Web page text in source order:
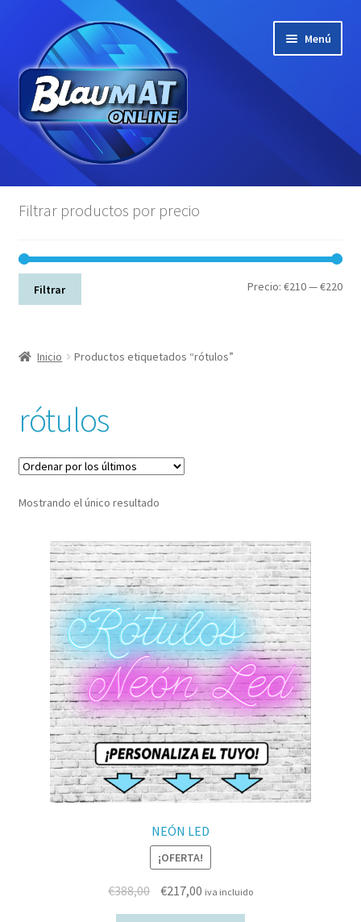
la
navegación
contenido
Menú
Todos los productos
Polos
Gorras
Filtrar productos por precio
Filtrar Precio:€210—€220
Inicio Productos etiquetados “rótulos”
rótulos
Mostrando el único resultado
NEÓN LED
¡OFERTA!
€388,00 €217,00 iva incluido